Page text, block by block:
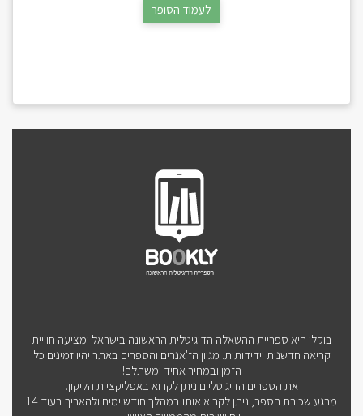
לעמוד הסופר
בוקלי היא ספריית ההשאלה הדיגיטלית הראשונה בישראל ומציעה חוויית
קריאה חדשנית וידידותית. מגוון הז'אנרים והספרים באתר יהיו זמינים כל
הזמן ובמחיר אחיד ומשתלם!
את הספרים הדיגיטליים ניתן לקרוא באפליקציית הליקון.
מרגע שכירת הספר, ניתן לקרוא אותו במהלך חודש ימים ולהאריך בעוד 14